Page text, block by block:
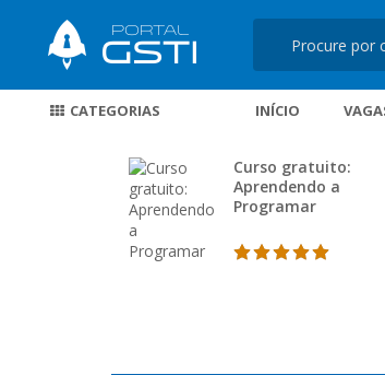
CATEGORIAS INÍCIO
Curso gratuito:
Aprendendo a
Programar